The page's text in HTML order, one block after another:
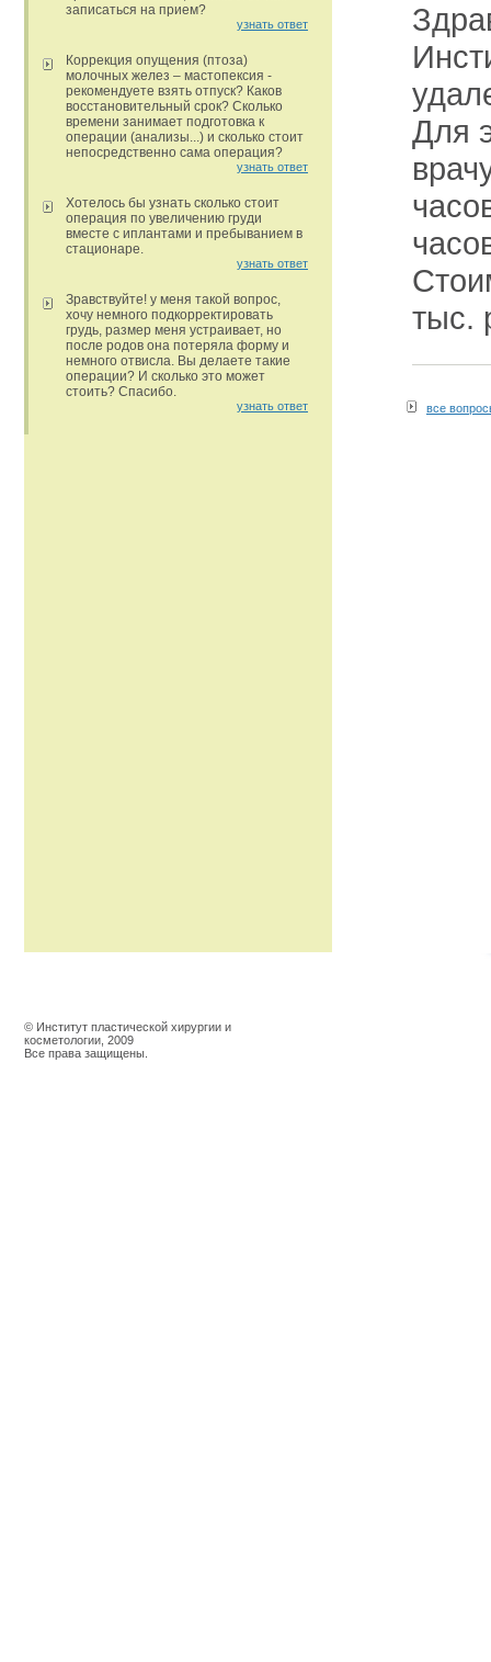
записаться на прием?
узнать ответ
Коррекция опущения (птоза)
молочных желез – мастопексия -
рекомендуете взять отпуск? Каков
восстановительный срок? Сколько
времени занимает подготовка к
операции (анализы...) и сколько стоит
непосредственно сама операция?
узнать ответ
Хотелось бы узнать сколько стоит
операция по увеличению груди
вместе с иплантами и пребыванием в
стационаре.
узнать ответ
Зравствуйте! у меня такой вопрос,
хочу немного подкорректировать
грудь, размер меня устраивает, но
после родов она потеряла форму и
немного отвисла. Вы делаете такие
операции? И сколько это может
стоить? Спасибо.
узнать ответ
Для
тыс.
все
© Институт пластической хирургии и
косметологии, 2009
Все права защищены.